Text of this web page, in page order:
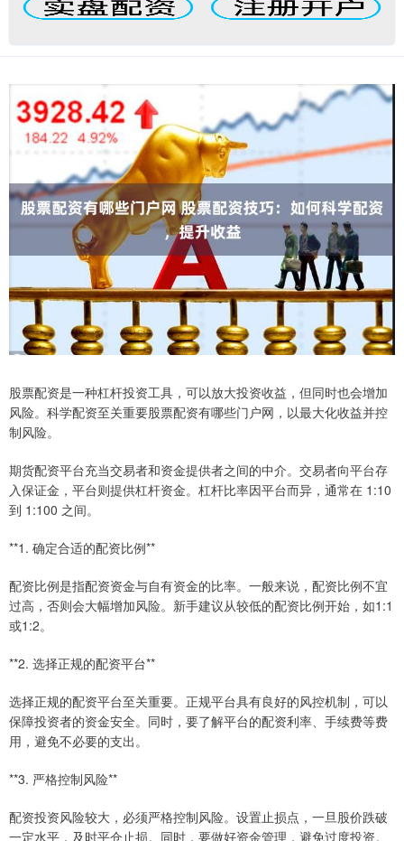
股票配资是一种杠杆投资工具，可以放大投资收益，但同时也会增加
风险。科学配资至关重要股票配资有哪些门户网，以最大化收益并控
制风险。
期货配资平台充当交易者和资金提供者之间的中介。交易者向平台存
入保证金，平台则提供杠杆资金。杠杆比率因平台而异，通常在 1:10
到 1:100 之间。
**1. 确定合适的配资比例**
配资比例是指配资资金与自有资金的比率。一般来说，配资比例不宜
过高，否则会大幅增加风险。新手建议从较低的配资比例开始，如1:1
或1:2。
**2. 选择正规的配资平台**
选择正规的配资平台至关重要。正规平台具有良好的风控机制，可以
保障投资者的资金安全。同时，要了解平台的配资利率、手续费等费
用，避免不必要的支出。
**3. 严格控制风险**
配资投资风险较大，必须严格控制风险。设置止损点，一旦股价跌破
一定水平，及时平仓止损。同时，要做好资金管理，避免过度投资。